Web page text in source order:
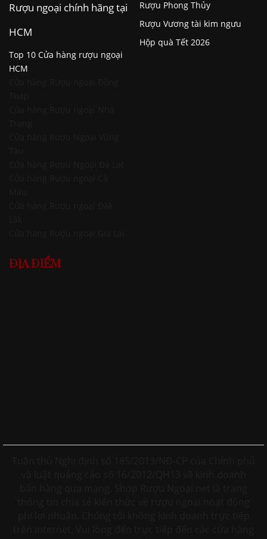
Rượu ngoại chính hãng tại
HCM
Top 10 Cửa hàng rượu ngoại
HCM
Rượu Phong Thủy
Rượu Vương tài kim ngưu
Hộp quà Tết 2026
ĐỊA ĐIỂM